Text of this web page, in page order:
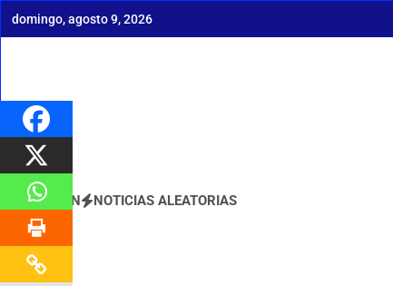
Saltar
domingo, agosto 9, 2026
BOLETÍN NOTICIAS ALEATORIAS